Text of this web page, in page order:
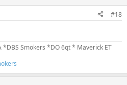
#18
Smokers *DO 6qt * Maverick ET